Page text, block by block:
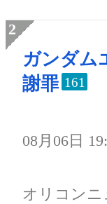
ガンダム
謝罪 161
08月06日
オリコンニ